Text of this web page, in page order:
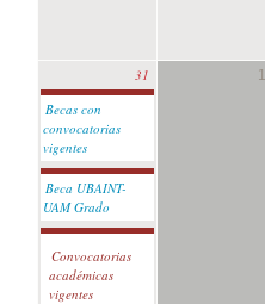
31 1
Becas con
convocatorias
vigentes
Beca UBAINT-
UAM Grado
Convocatorias
académicas
vigentes